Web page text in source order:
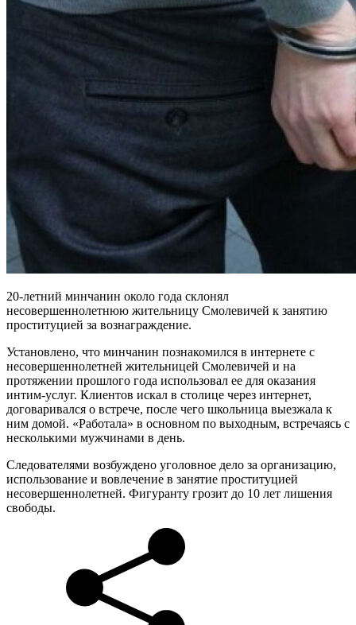
20-летний минчанин около года склонял
несовершеннолетнюю жительницу Смолевичей к занятию
проституцией за вознаграждение.
Установлено, что минчанин познакомился в интернете с
несовершеннолетней жительницей Смолевичей и на
протяжении прошлого года использовал ее для оказания
интим-услуг. Клиентов искал в столице через интернет,
договаривался о встрече, после чего школьница выезжала к
ним домой. «Работала» в основном по выходным, встречаясь с
несколькими мужчинами в день.
Следователями возбуждено уголовное дело за организацию,
использование и вовлечение в занятие проституцией
несовершеннолетней. Фигуранту грозит до 10 лет лишения
свободы.